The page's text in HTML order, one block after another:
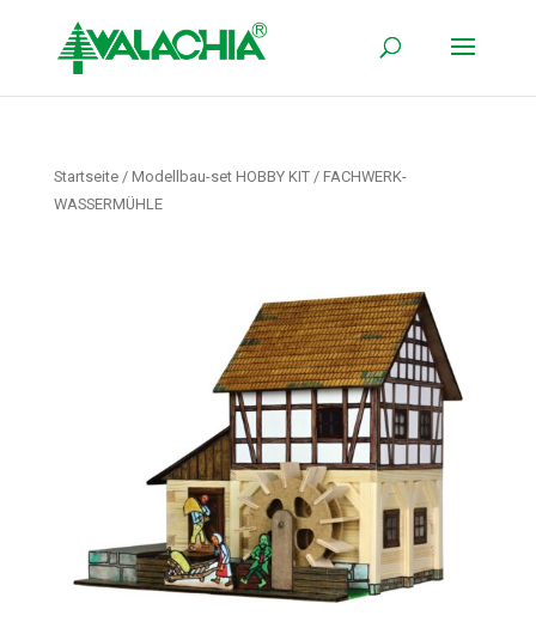
Startseite/ Modellbau-set HOBBY KIT/ FACHWERK-
WASSERMÜHLE